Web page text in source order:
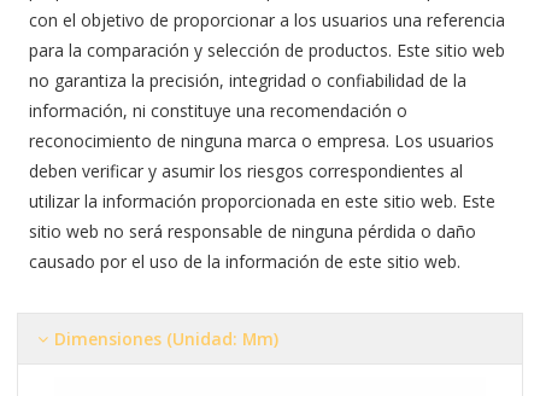
con el objetivo de proporcionar a los usuarios una referencia
para la comparación y selección de productos. Este sitio web
no garantiza la precisión, integridad o confiabilidad de la
información, ni constituye una recomendación o
reconocimiento de ninguna marca o empresa. Los usuarios
deben verificar y asumir los riesgos correspondientes al
utilizar la información proporcionada en este sitio web. Este
sitio web no será responsable de ninguna pérdida o daño
causado por el uso de la información de este sitio web.
Dimensiones (Unidad: Mm)